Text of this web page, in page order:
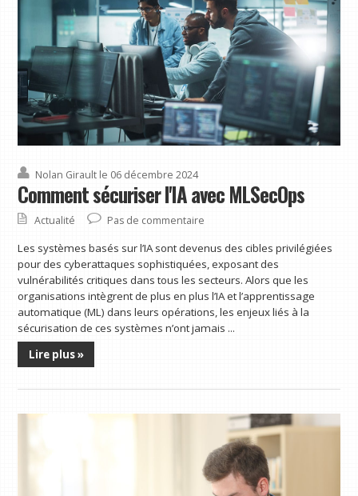
Nolan Girault le 06 décembre 2024
Comment sécuriser l'IA avec MLSecOps
Actualité Pas de commentaire
Les systèmes basés sur l’IA sont devenus des cibles privilégiées
pour des cyberattaques sophistiquées, exposant des
vulnérabilités critiques dans tous les secteurs. Alors que les
organisations intègrent de plus en plus l’IA et l’apprentissage
automatique (ML) dans leurs opérations, les enjeux liés à la
sécurisation de ces systèmes n’ont jamais ...
Lire plus »